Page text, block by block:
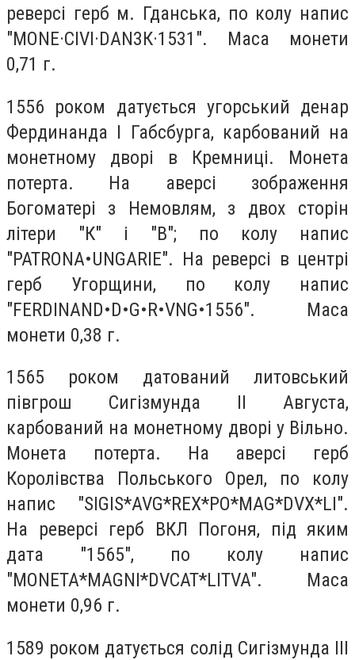
реверсі герб м. Гданська, по колу напис
"MONE·CIVI·DAN3К·1531". Маса монети
0,71 г.
1556 роком датується угорський денар
Фердинанда І Габсбурга, карбований на
монетному дворі в Кремниці. Монета
потерта. На аверсі зображення
Богоматері з Немовлям, з двох сторін
літери "К" і "В"; по колу напис
"PATRONA•UNGARIE". На реверсі в центрі
герб Угорщини, по колу напис
"FERDINAND•D•G•R•VNG•1556". Маса
монети 0,38 г.
1565 роком датований литовський
півгрош Сигізмунда ІІ Августа,
карбований на монетному дворі у Вільно.
Монета потерта. На аверсі герб
Королівства Польського Орел, по колу
напис "SIGIS*AVG*REX*PO*MAG*DVX*LI".
На реверсі герб ВКЛ Погоня, під яким
дата "1565", по колу напис
"MONETA*MAGNI*DVCAT*LITVA". Маса
монети 0,96 г.
1589 роком датується солід Сигізмунда ІІІ